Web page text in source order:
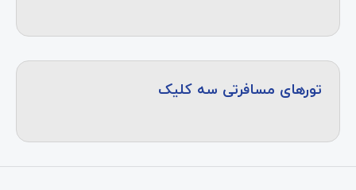
تورهای مسافرتی سه کلیک